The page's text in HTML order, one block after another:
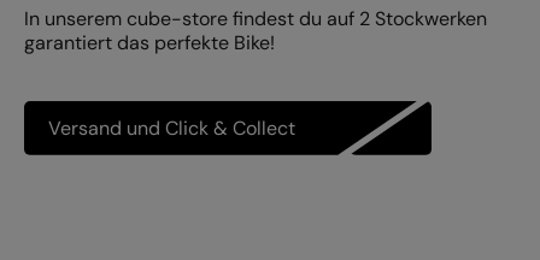
In unserem cube-store findest du auf 2 Stockwerken
garantiert das perfekte Bike!
Versand und Click & Collect